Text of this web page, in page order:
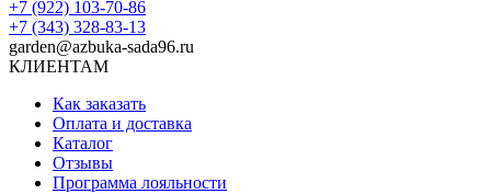
+7 (922) 103-70-86
+7 (343) 328-83-13
garden@azbuka-sada96.ru
КЛИЕНТАМ
Как заказать
Оплата и доставка
Каталог
Отзывы
Программа лояльности